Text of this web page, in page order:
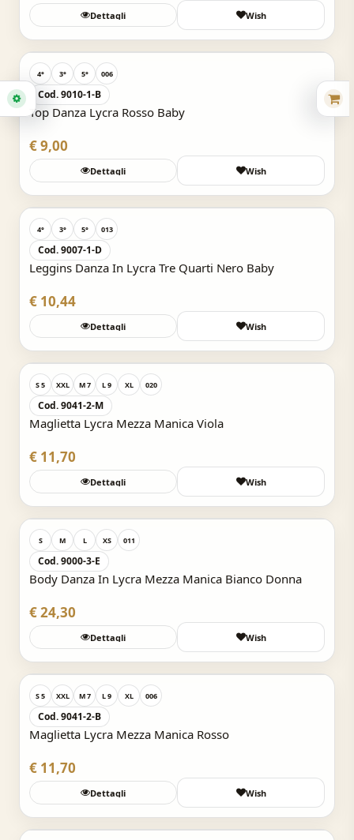
Dettagli Wish
Acquisto Veloce
4° 3° 5° 006
Cod. 9010-1-B
Top Danza Lycra Rosso Baby
€ 9,00
Dettagli Wish
Acquisto Veloce
4° 3° 5° 013
Cod. 9007-1-D
Leggins Danza In Lycra Tre Quarti Nero Baby
€ 10,44
Dettagli Wish
Acquisto Veloce
S 5 XXL M 7 L 9 XL 020
Cod. 9041-2-M
Maglietta Lycra Mezza Manica Viola
€ 11,70
Dettagli Wish
Acquisto Veloce
S M L XS 011
Cod. 9000-3-E
Body Danza In Lycra Mezza Manica Bianco Donna
€ 24,30
Dettagli Wish
Acquisto Veloce
S 5 XXL M 7 L 9 XL 006
Cod. 9041-2-B
Maglietta Lycra Mezza Manica Rosso
€ 11,70
Dettagli Wish
Acquisto Veloce